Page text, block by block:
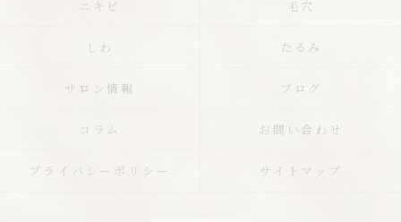
ニキビ 毛穴
しわ たるみ
サロン情報 ブログ
コラム お問い合わせ
プライバシーポリシー サイトマップ